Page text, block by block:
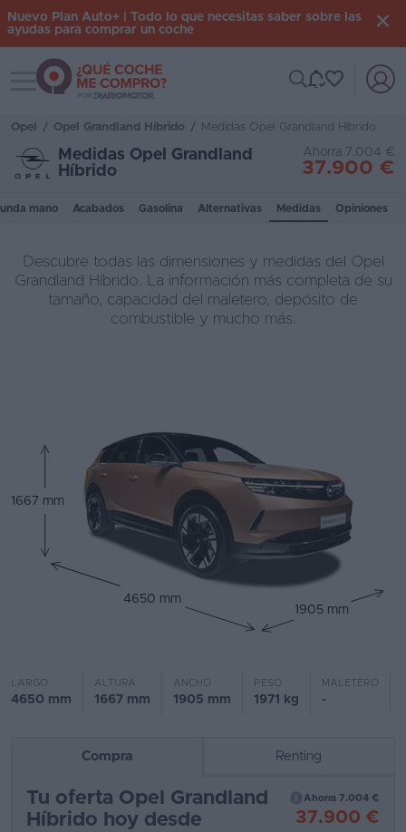
Iniciar
Inicio
Renting
mano
Eléctricos
Ofertas
opiniones
Comparador
Nuevo Plan Auto+ | Todo lo que necesitas saber sobre las
ayudas para comprar un coche
Toggle navigation
Opel / Opel Grandland Híbrido / Medidas Opel Grandland Híbrido
Medidas Opel Grandland
Híbrido
Ahorra 7.004 €
37.900 €
mano Acabados Gasolina Alternativas Medidas Opiniones
Descubre todas las dimensiones y medidas del Opel
Grandland Híbrido. La información más completa de su
tamaño, capacidad del maletero, depósito de
combustible y mucho más.
1667 mm
4650 mm
1905 mm
LARGO
4650 mm
ALTURA
1667 mm
ANCHO
1905 mm
PESO
1971 kg
MALETERO
-
Compra Renting
Tu oferta Opel Grandland
Híbrido hoy desde
Ahorra 7.004 €
37.900 €